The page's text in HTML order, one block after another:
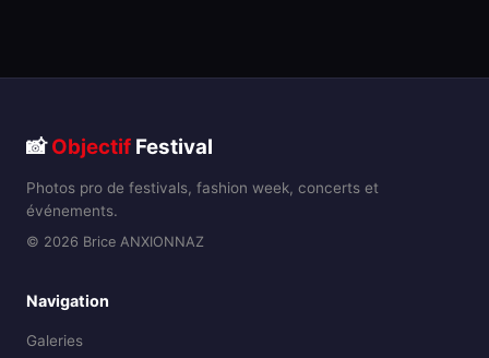
📸Objectif Festival
Photos pro de festivals, fashion week, concerts et
événements.
© 2026 Brice ANXIONNAZ
Navigation
Galeries